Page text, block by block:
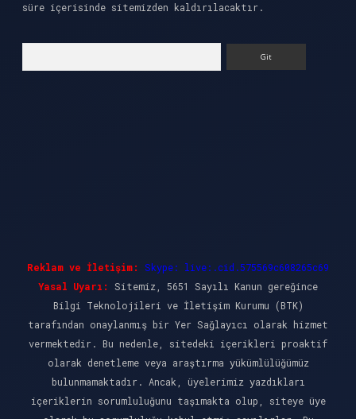
süre içerisinde sitemizden kaldırılacaktır.
Reklam ve İletişim:
Skype: live:.cid.575569c608265c69
Yasal Uyarı:
Sitemiz, 5651 Sayılı Kanun gereğince
Bilgi Teknolojileri ve İletişim Kurumu (BTK)
tarafından onaylanmış bir Yer Sağlayıcı olarak hizmet
vermektedir. Bu nedenle, sitedeki içerikleri proaktif
olarak denetleme veya araştırma yükümlülüğümüz
bulunmamaktadır. Ancak, üyelerimiz yazdıkları
içeriklerin sorumluluğunu taşımakta olup, siteye üye